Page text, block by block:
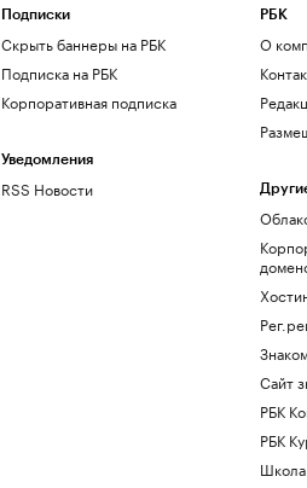
Подписки
Скрыть баннеры на РБК
Подписка на РБК
Корпоративная подписка
Уведомления
RSS Новости
РБК
О
Сайт
РБК
РБК